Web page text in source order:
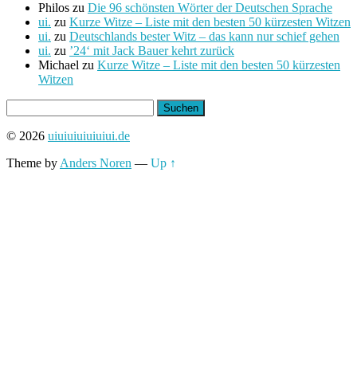
Philos zu Die 96 schönsten Wörter der Deutschen Sprache
ui. zu Kurze Witze – Liste mit den besten 50 kürzesten Witzen
ui. zu Deutschlands bester Witz – das kann nur schief gehen
ui. zu ’24‘ mit Jack Bauer kehrt zurück
Michael zu Kurze Witze – Liste mit den besten 50 kürzesten
Witzen
nach:
© 2026 uiuiuiuiuiuiui.de
Theme by Anders Noren — Up ↑